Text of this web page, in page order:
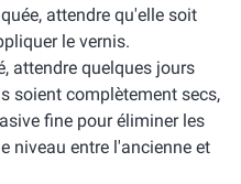
attendre qu'elle soit
le vernis.
attendre quelques jours
soient complètement secs,
fine pour éliminer les
niveau entre l'ancienne et